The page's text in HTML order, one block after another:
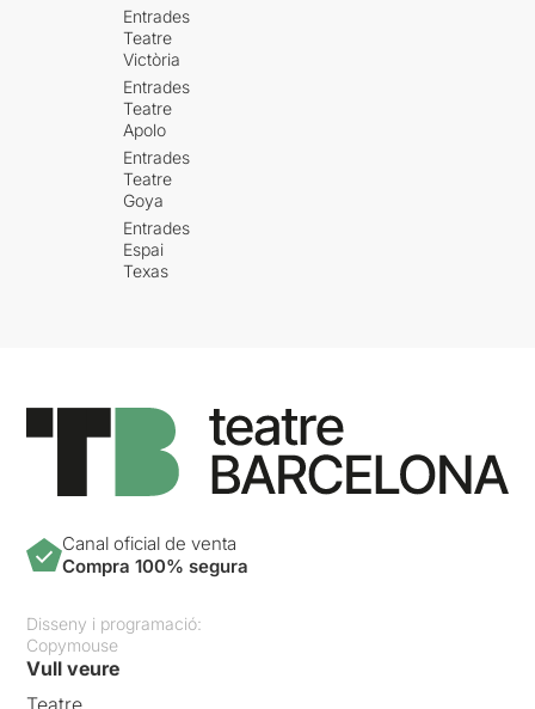
Entrades
Teatre
Victòria
Entrades
Teatre
Apolo
Entrades
Teatre
Goya
Entrades
Espai
Texas
Canal oficial de venta
Compra 100% segura
Disseny i programació:
Copymouse
Vull veure
Teatre